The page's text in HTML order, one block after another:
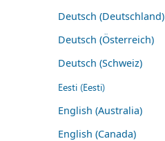
Deutsch (Deutschland)
Deutsch (Österreich)
Deutsch (Schweiz)
Eesti (Eesti)
English (Australia)
English (Canada)